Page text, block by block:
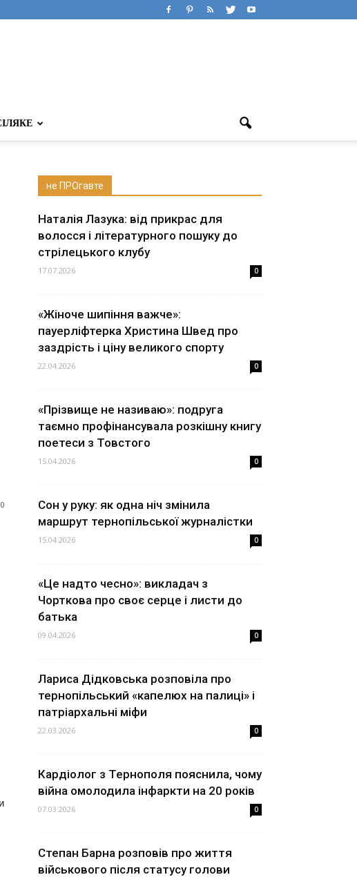
0
не ПРОгавте
Наталія Лазука: від прикрас для
волосся і літературного пошуку до
стрілецького клубу
17.07.2026 0
«Жіноче шипіння важче»:
пауерліфтерка Христина Швед про
заздрість і ціну великого спорту
22.04.2026 0
«Прізвище не називаю»: подруга
таємно профінансувала розкішну книгу
поетеси з Товстого
15.04.2026 0
Сон у руку: як одна ніч змінила
маршрут тернопільської журналістки
15.04.2026 0
«Це надто чесно»: викладач з
Чорткова про своє серце і листи до
батька
09.04.2026 0
Лариса Дідковська розповіла про
тернопільський «капелюх на палиці» і
патріархальні міфи
22.03.2026 0
Кардіолог з Тернополя пояснила, чому
війна омолодила інфаркти на 20 років
07.03.2026 0
Степан Барна розповів про життя
військового після статусу голови